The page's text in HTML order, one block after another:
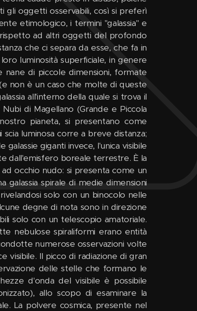
gli oggetti osservabili, così si preferì
etimologico, i termini "galassia" e
rispetto ad altri oggetti del profondo
che ci separa da esse, che fa in
luminosità superficiale, in genere
di piccole dimensioni, formate
non è un caso che molte di queste
all'interno della quale si trova il
di Magellano (Grande e Piccola
pianeta, si presentano come
luminosa corre a breve distanza;
giganti invece, l'unica visibile
dall'emisfero boreale terrestre. È la
occhio nudo: si presenta come un
galassia spirale di medie dimensioni
solo con un binocolo nelle
degne di nota sono in direzione
solo con un telescopio amatoriale.
nebulose spiraliformi erano entità
numerose osservazioni volte
visibile. Il picco di radiazione di gran
delle stelle che formano le
d'onda del visibile è possibile
allo scopo di esaminare la
La polvere cosmica, presente nel